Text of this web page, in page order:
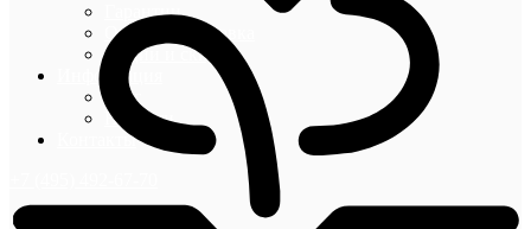
Гарантии
Оплата и доставка
Акции и скидки
Информация
Блог
Новости
Контакты